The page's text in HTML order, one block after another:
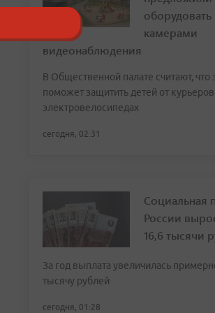
оборудовать
камерами
видеонаблюдения
В Общественной палате считают, что
поможет защитить детей от курьеров
электровелосипедах
сегодня, 02:31
Социальная
России
16,6 тысячи
За год выплата увеличилась
тысячу рублей
сегодня, 01:28